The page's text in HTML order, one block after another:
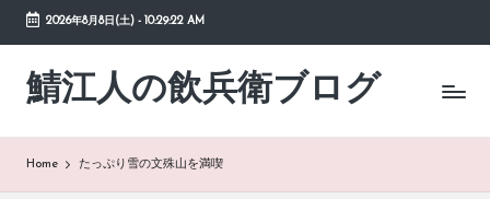
Skip
content
2026年8月8日(土)- 10:29:23 AM
鯖江人の飲兵衛ブログ
日々
の
Home たっぷり雪の文殊山を満喫